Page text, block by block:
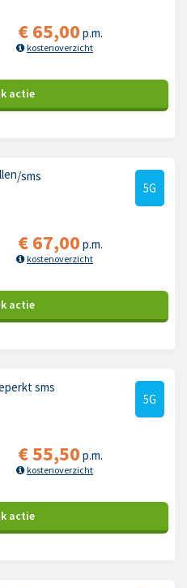
€65,00 p.m.
kostenoverzicht
actie
/sms
5G
€67,00 p.m.
kostenoverzicht
actie
sms
5G
€55,50 p.m.
kostenoverzicht
actie